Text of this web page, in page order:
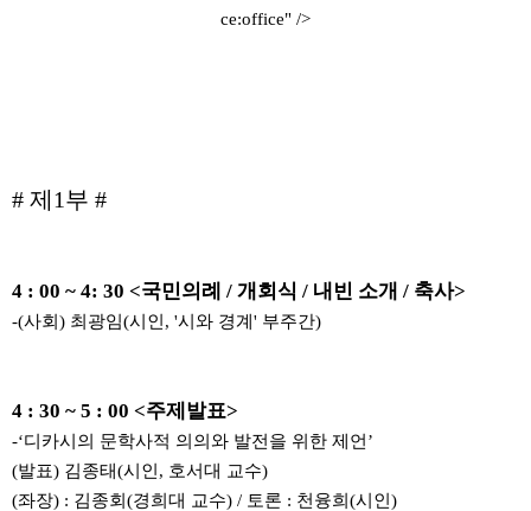
ce:office" />
# 제1부 #
4 : 00 ~ 4: 30 <국민의례 / 개회식 / 내빈 소개 / 축사>
-(사회) 최광임(시인, '시와 경계' 부주간)
4 : 30 ~ 5 : 00 <주제발표>
-‘디카시의 문학사적 의의와 발전을 위한 제언’
(발표) 김종태(시인, 호서대 교수)
(좌장) : 김종회(경희대 교수) / 토론 : 천융희(시인)